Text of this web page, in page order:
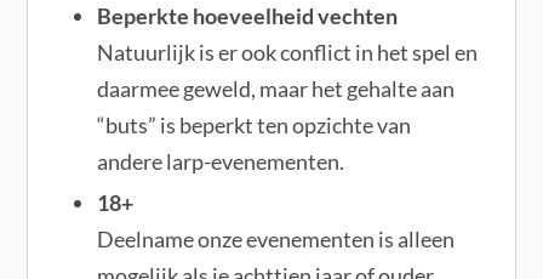
Beperkte hoeveelheid vechten
Natuurlijk is er ook conflict in het spel en
daarmee geweld, maar het gehalte aan
“buts” is beperkt ten opzichte van
andere larp-evenementen.
18+
Deelname onze evenementen is alleen